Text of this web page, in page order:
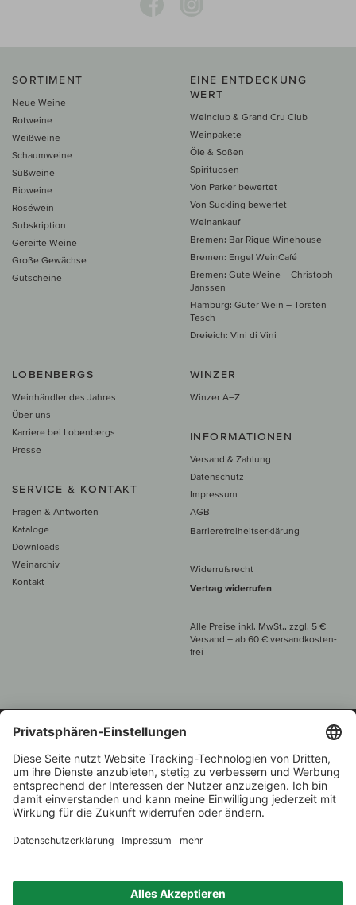
SORTIMENT
Neue Weine
Rotweine
Weißweine
Schaumweine
Süßweine
Bioweine
Roséwein
Subskription
Gereifte Weine
Große Gewächse
Gutscheine
EINE ENTDECKUNG
WERT
Weinclub & Grand Cru Club
Weinpakete
Öle & Soßen
Spirituosen
Von Parker bewertet
Von Suckling bewertet
Weinankauf
Bremen: Bar Rique Winehouse
Bremen: Engel WeinCafé
Bremen: Gute Weine – Christoph
Janssen
Hamburg: Guter Wein – Torsten
Tesch
Dreieich: Vini di Vini
LOBENBERGS
Weinhändler des Jahres
Über uns
Karriere bei Lobenbergs
Presse
SERVICE & KONTAKT
Fragen & Antworten
Kataloge
Downloads
Weinarchiv
Kontakt
WINZER
Winzer A–Z
INFORMATIONEN
Versand & Zahlung
Datenschutz
Impressum
AGB
Barrierefreiheitserklärung
Widerrufsrecht
Vertrag widerrufen
Alle Preise inkl. MwSt., zzgl. 5 €
Versand – ab 60 € versand­kosten­
frei
Beratung unter
+49 421 696 797-0
1.000 Winzer –
Über 7.000 Weine
Weinhändler
des Jahres 2022